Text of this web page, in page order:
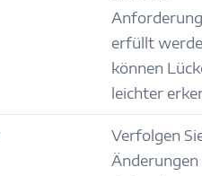
erfüllt
können
leichter
Verfolgen
Änderungen